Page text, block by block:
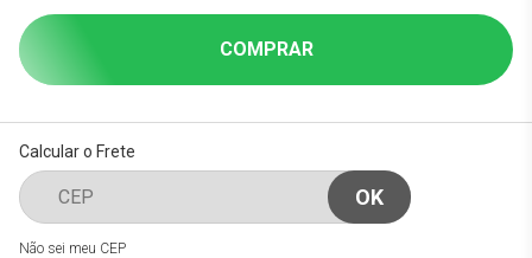
COMPRAR
Calcular o Frete
Não sei meu CEP